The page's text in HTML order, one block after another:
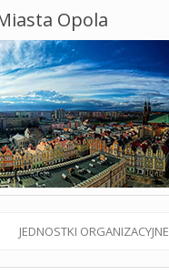
Opola
JEDNOSTKI ORGANIZACYJNE